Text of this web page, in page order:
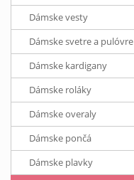
Dámske vesty
Dámske svetre a pulóvre
Dámske kardigany
Dámske roláky
Dámske overaly
Dámske pončá
Dámske plavky